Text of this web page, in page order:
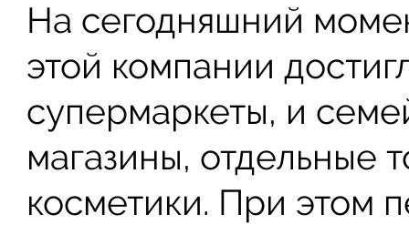
На сегодняшний
этой компании
супермаркеты, и
магазины, отдельные
косметики. При этом